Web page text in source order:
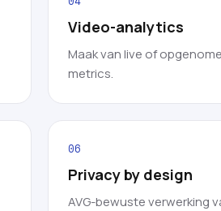
Video-analytics
Maak van live of
metrics.
06
Privacy by design
AVG-bewuste verwerking